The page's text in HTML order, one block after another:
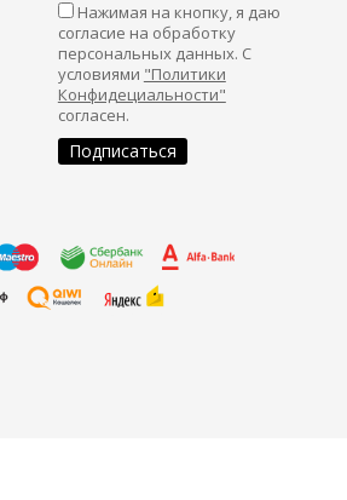
Нажимая на кнопку, я даю
согласие на обработку
персональных данных. С
условиями "Политики
Конфидециальности"
согласен.